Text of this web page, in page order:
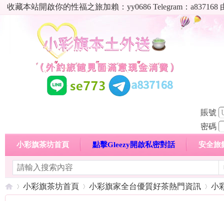
收藏本站開啟你的性福之旅加賴：yy0686 Telegram：
賬號
密碼
小彩旗茶坊首頁 點擊Gleezy開啟私密對話 安全旅
明碼標價特惠專區 熱門喝茶心得分享 高顏值現役
小彩旗茶坊首頁 小彩旗家全台優質好茶熱門資訊 小